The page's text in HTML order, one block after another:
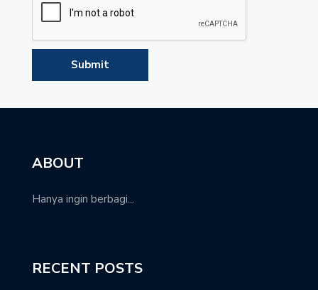
ABOUT
Hanya ingin berbagi...
RECENT POSTS